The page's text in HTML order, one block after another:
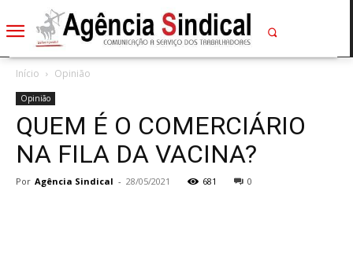
Início Opinião
Opinião
QUEM É O COMERCIÁRIO
NA FILA DA VACINA?
Por Agência Sindical - 28/05/2021 681 0